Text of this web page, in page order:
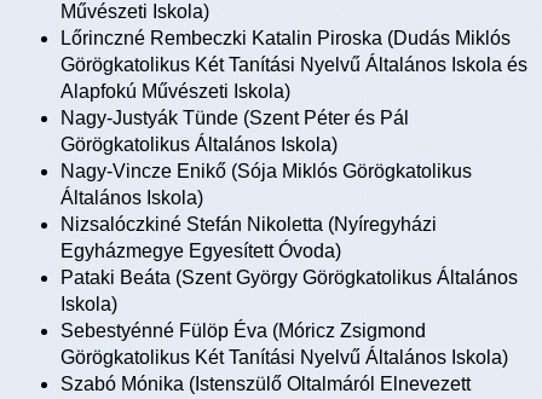
Művészeti Iskola)
Lőrinczné Rembeczki Katalin Piroska (Dudás Miklós
Görögkatolikus Két Tanítási Nyelvű Általános Iskola és
Alapfokú Művészeti Iskola)
Nagy-Justyák Tünde (Szent Péter és Pál
Görögkatolikus Általános Iskola)
Nagy-Vincze Enikő (Sója Miklós Görögkatolikus
Általános Iskola)
Nizsalóczkiné Stefán Nikoletta (Nyíregyházi
Egyházmegye Egyesített Óvoda)
Pataki Beáta (Szent György Görögkatolikus Általános
Iskola)
Sebestyénné Fülöp Éva (Móricz Zsigmond
Görögkatolikus Két Tanítási Nyelvű Általános Iskola)
Szabó Mónika (Istenszülő Oltalmáról Elnevezett